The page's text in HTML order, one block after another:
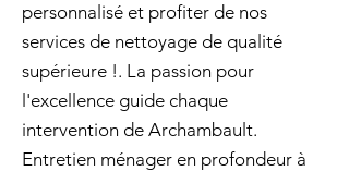
personnalisé et profiter de nos
services de nettoyage de qualité
supérieure !. La passion pour
l'excellence guide chaque
intervention de Archambault.
Entretien ménager en profondeur à